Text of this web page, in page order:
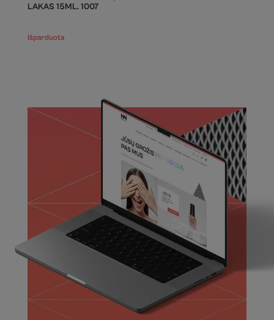
LAKAS 15ML. 1007
Išparduota